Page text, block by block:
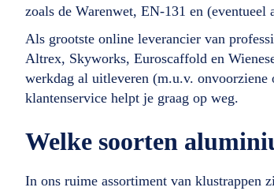
zoals de Warenwet, EN-131 en
Als grootste online leverancier van
Altrex, Skyworks, Euroscaffold en
werkdag al uitleveren (m.u.v.
klantenservice helpt je graag op weg.
Welke soorten
In ons ruime assortiment van klustrappen